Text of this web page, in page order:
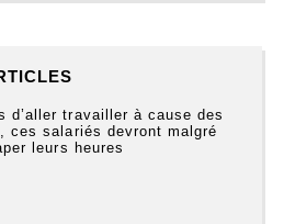
d’aller travailler à cause des
ces salariés devront malgré
leurs heures